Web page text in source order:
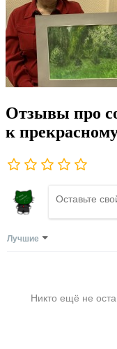
Отзывы про
к
Лучшие
Никто ещё не